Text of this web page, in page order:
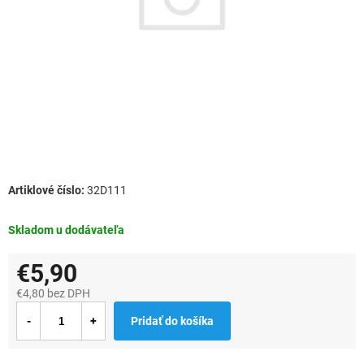
Skladom u dodávateľa
32D111
€5,90
€4,80 bez DPH
cena:
Pridať do košíka